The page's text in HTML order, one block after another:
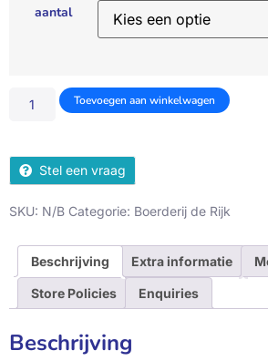
aantal
Toevoegen aan winkelwagen
Stel een vraag
SKU: N/B Categorie: Boerderij de Rijk
Beschrijving Extra informatie
Store Policies Enquiries
Beschrijving